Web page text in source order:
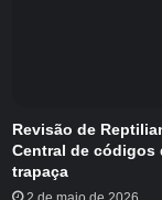
estudantil.
Revisão de
Central de códigos
trapaça